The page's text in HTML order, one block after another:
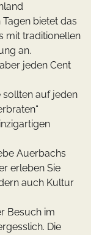
bietet das
mit traditionellen
an.
jeden Cent
sollten auf jeden
Auerbachs
erleben Sie
auch Kultur
Besuch im
Die